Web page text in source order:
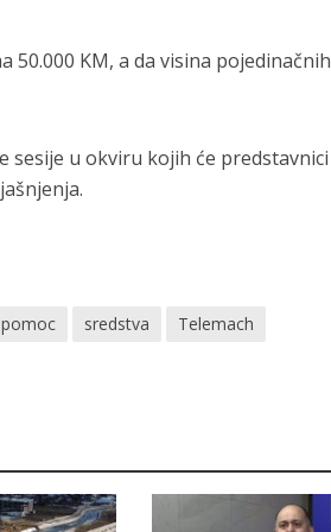
KM, a da visina pojedinačnih
sesije u okviru kojih će predstavnici
pomoc sredstva
Telemach